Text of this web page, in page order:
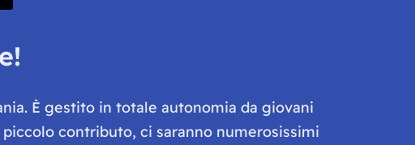
È gestito in totale autonomia da giovani
contributo, ci saranno numerosissimi